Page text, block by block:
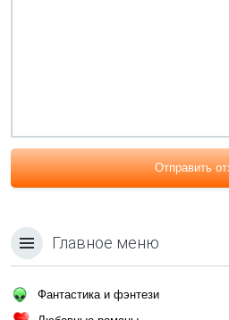
Отправить
Главное меню
Фантастика и фэнтези